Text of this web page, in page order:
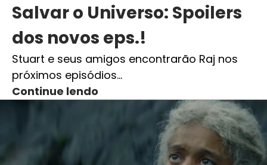
Salvar o Universo: Spoilers
dos novos eps.!
Stuart e seus amigos encontrarão Raj nos
próximos episódios…
Continue lendo